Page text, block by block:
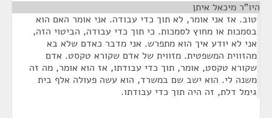
היו"ר מיכאל איתן
טוב. אז אני אומר, לא תוך כדי עבודה. אני אומר האם הוא
בסמכות או מחוץ לסמכות. כי תוך כדי עבודה, הביטוי הזה,
אני לא יודע איך הוא מתפרש. אני מדבר כאדם שלא בא
מהזווית המשפטית. מזווית של אדם שקורא טקסט. אדם
שקורא טקסט, אומר, תוך כדי עבודתו, אז הוא אומר, מה זה
משנה לי. הוא ישב שם במשרד, הוא עשה פעולה אלף בית
גימל דלת, זה היה תוך כדי עבודתו.